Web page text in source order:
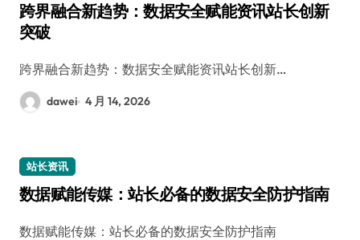
跨界融合新趋势：数据安全赋能资讯站长创新
突破
跨界融合新趋势：数据安全赋能资讯站长创新…
dawei 4 月 14, 2026
站长资讯
数据赋能传媒：站长必备的数据安全防护指南
数据赋能传媒：站长必备的数据安全防护指南